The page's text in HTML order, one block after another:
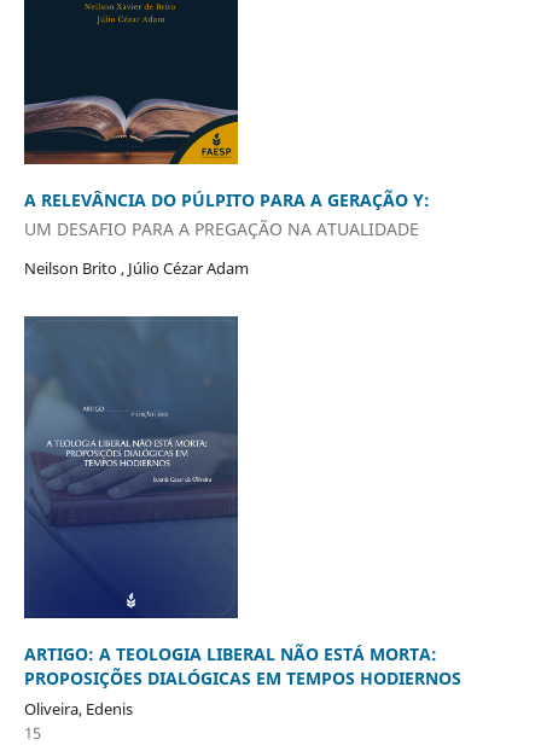
A RELEVÂNCIA DO PÚLPITO PARA A GERAÇÃO Y:
UM DESAFIO PARA A PREGAÇÃO NA ATUALIDADE
Neilson Brito , Júlio Cézar Adam
ARTIGO: A TEOLOGIA LIBERAL NÃO ESTÁ MORTA:
PROPOSIÇÕES DIALÓGICAS EM TEMPOS HODIERNOS
Oliveira, Edenis
15